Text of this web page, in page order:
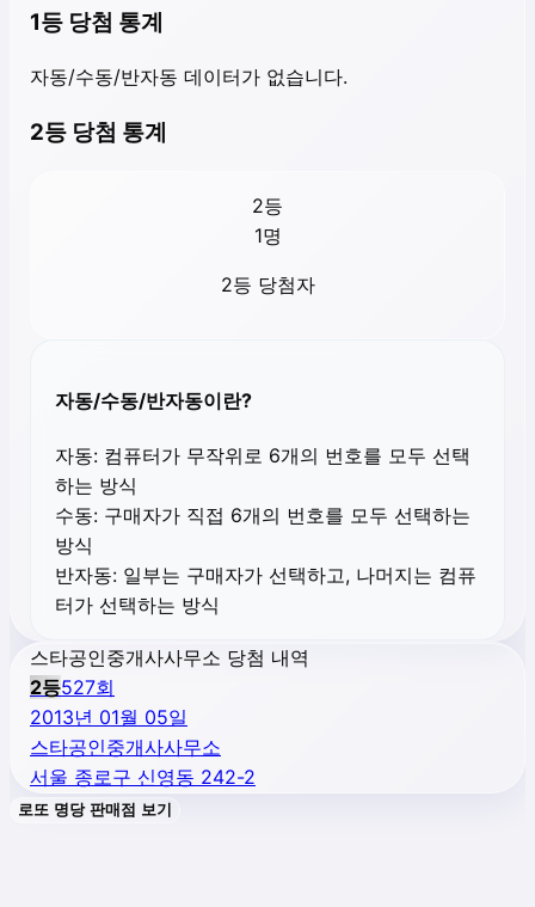
1등 당첨 통계
자동/수동/반자동 데이터가 없습니다.
2등 당첨 통계
2등
1명
2등 당첨자
자동/수동/반자동이란?
자동: 컴퓨터가 무작위로 6개의 번호를 모두 선택
하는 방식
수동: 구매자가 직접 6개의 번호를 모두 선택하는
방식
반자동: 일부는 구매자가 선택하고, 나머지는 컴퓨
터가 선택하는 방식
스타공인중개사사무소 당첨 내역
2등527회
2013년 01월 05일
스타공인중개사사무소
서울 종로구 신영동 242-2
로또 명당 판매점 보기